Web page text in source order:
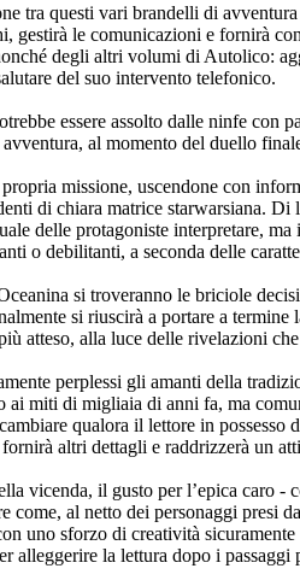
tra questi vari brandelli di
gestirà le comunicazioni e fornirà
degli altri volumi di Autolico:
del suo intervento telefonico.
essere assolto dalle ninfe con
al momento del duello
missione, uscendone con
di chiara matrice starwarsiana.
delle protagoniste interpretare,
o debilitanti, a seconda delle
si troveranno le briciole
si riuscirà a portare a
atteso, alla luce delle rivelazioni
perplessi gli amanti della
ai miti di migliaia di anni fa, ma
qualora il lettore in
altri dettagli e raddrizzerà un
vicenda, il gusto per l’epica caro -
come, al netto dei personaggi presi
uno sforzo di creatività
alleggerire la lettura dopo i